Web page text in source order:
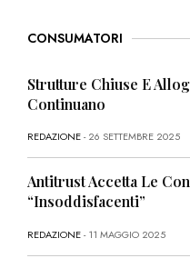
CONSUMATORI
Strutture Chiuse E
Continuano
REDAZIONE- 26 SETTEMBRE 2025
Antitrust Accetta Le
“Insoddisfacenti”
REDAZIONE- 11 MAGGIO 2025